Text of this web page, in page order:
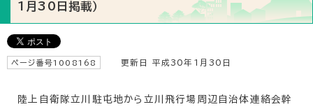
1月30日掲載）
ページ番号1008168 更新日 平成30年1月30日
陸上自衛隊立川駐屯地から立川飛行場周辺自治体連絡会幹